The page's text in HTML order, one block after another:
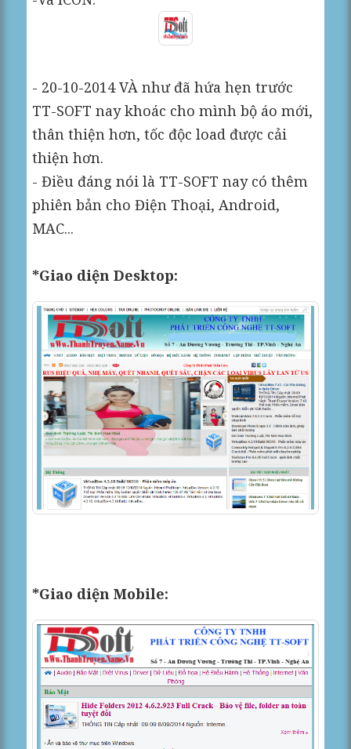
- 20-10-2014 VÀ như đã hứa hẹn trước
TT-SOFT nay khoác cho mình bộ áo mới,
thân thiện hơn, tốc độc load được cải
thiện hơn.
- Điều đáng nói là TT-SOFT nay có thêm
phiên bản cho Điện Thoại, Android,
MAC...
*Giao diện Desktop:
*Giao diện Mobile: